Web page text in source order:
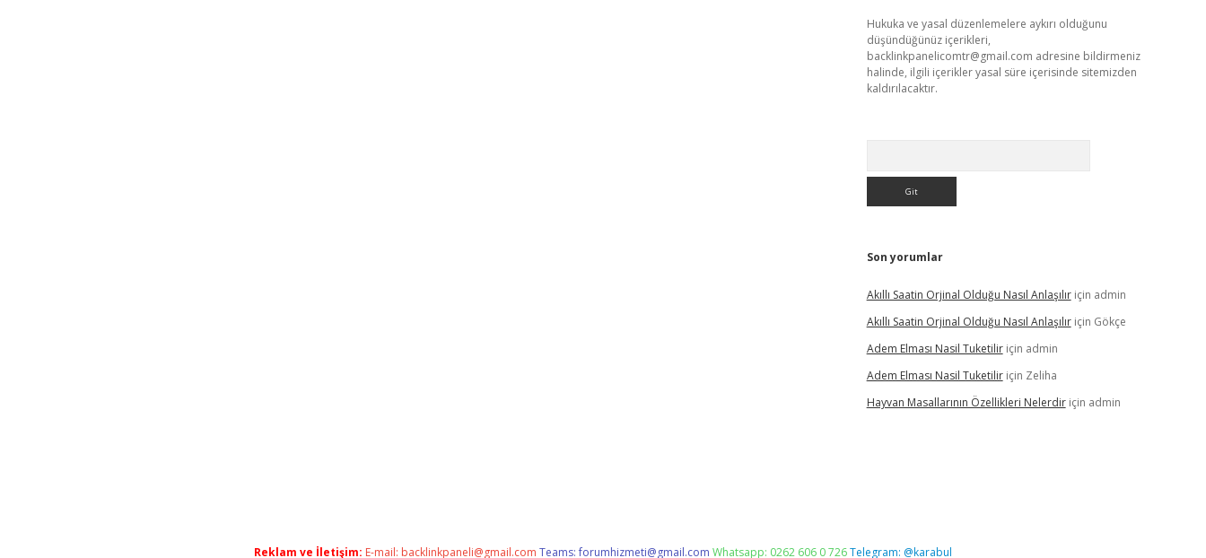
Hukuka ve yasal düzenlemelere aykırı olduğunu
düşündüğünüz içerikleri,
backlinkpanelicomtr@gmail.com adresine bildirmeniz
halinde, ilgili içerikler yasal süre içerisinde sitemizden
kaldırılacaktır.
Son yorumlar
Akıllı Saatin Orjinal Olduğu Nasıl Anlaşılıriçin admin
Akıllı Saatin Orjinal Olduğu Nasıl Anlaşılıriçin Gökçe
Adem Elması Nasil Tuketiliriçin admin
Adem Elması Nasil Tuketiliriçin Zeliha
Hayvan Masallarının Özellikleri Nelerdiriçin admin
Reklam ve İletişim: E-mail: backlinkpaneli@gmail.com Teams:forumhizmeti@gmail.com Whatsapp: 0262 606 0 726Telegram: @karabul